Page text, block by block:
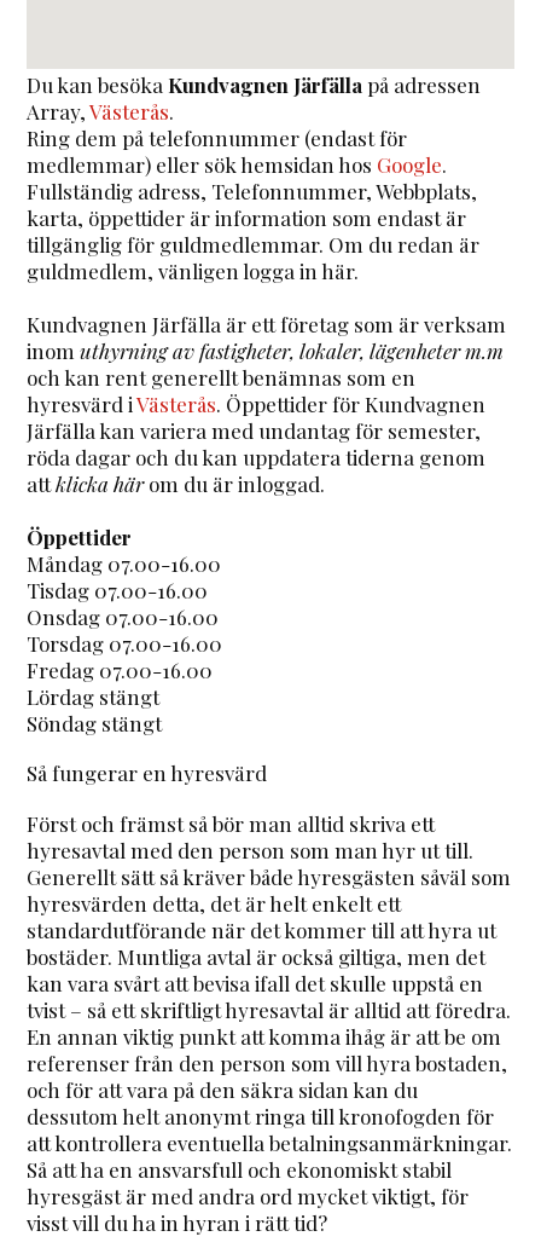
Du kan besöka Kundvagnen Järfälla på adressen
Array,Västerås.
Ring dem på telefonnummer (endast för
medlemmar) eller sök hemsidan hos Google.
Fullständig adress, Telefonnummer, Webbplats,
karta, öppettider är information som endast är
tillgänglig för guldmedlemmar. Om du redan är
guldmedlem, vänligen logga in här.
Kundvagnen Järfälla är ett företag som är verksam
inomuthyrning av fastigheter, lokaler, lägenheter m.m
och kan rent generellt benämnas som en
hyresvärd iVästerås. Öppettider för Kundvagnen
Järfälla kan variera med undantag för semester,
röda dagar och du kan uppdatera tiderna genom
attklicka härom du är inloggad.
Öppettider
Måndag 07.00-16.00
Tisdag 07.00-16.00
Onsdag 07.00-16.00
Torsdag 07.00-16.00
Fredag 07.00-16.00
Lördag stängt
Söndag stängt
Så fungerar en hyresvärd
Först och främst så bör man alltid skriva ett
hyresavtal med den person som man hyr ut till.
Generellt sätt så kräver både hyresgästen såväl som
hyresvärden detta, det är helt enkelt ett
standardutförande när det kommer till att hyra ut
bostäder. Muntliga avtal är också giltiga, men det
kan vara svårt att bevisa ifall det skulle uppstå en
tvist – så ett skriftligt hyresavtal är alltid att föredra.
En annan viktig punkt att komma ihåg är att be om
referenser från den person som vill hyra bostaden,
och för att vara på den säkra sidan kan du
dessutom helt anonymt ringa till kronofogden för
att kontrollera eventuella betalningsanmärkningar.
Så att ha en ansvarsfull och ekonomiskt stabil
hyresgäst är med andra ord mycket viktigt, för
visst vill du ha in hyran i rätt tid?